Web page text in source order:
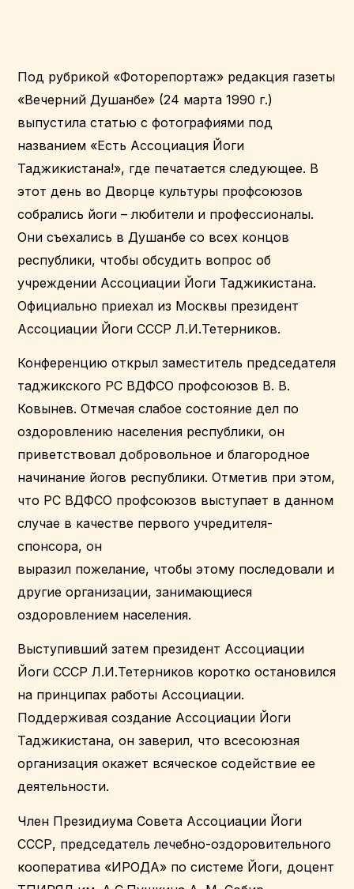
Под рубрикой «Фоторепортаж» редакция газеты
«Вечерний Душанбе» (24 марта 1990 г.)
выпустила статью с фотографиями под
названием «Есть Ассоциация Йоги
Таджикистана!», где печатается следующее. В
этот день во Дворце культуры профсоюзов
собрались йоги – любители и профессионалы.
Они съехались в Душанбе со всех концов
республики, чтобы обсудить вопрос об
учреждении Ассоциации Йоги Таджикистана.
Официально приехал из Москвы президент
Ассоциации Йоги СССР Л.И.Тетерников.
Конференцию открыл заместитель председателя
таджикского РС ВДФСО профсоюзов В. В.
Ковынев. Отмечая слабое состояние дел по
оздоровлению населения республики, он
приветствовал добровольное и благородное
начинание йогов республики. Отметив при этом,
что РС ВДФСО профсоюзов выступает в данном
случае в качестве первого учредителя-
спонсора, он
выразил пожелание, чтобы этому последовали и
другие организации, занимающиеся
оздоровлением населения.
Выступивший затем президент Ассоциации
Йоги СССР Л.И.Тетерников коротко остановился
на принципах работы Ассоциации.
Поддерживая создание Ассоциации Йоги
Таджикистана, он заверил, что всесоюзная
организация окажет всяческое содействие ее
деятельности.
Член Президиума Совета Ассоциации Йоги
СССР, председатель лечебно-оздоровительного
кооператива «ИРОДА» по системе Йоги, доцент